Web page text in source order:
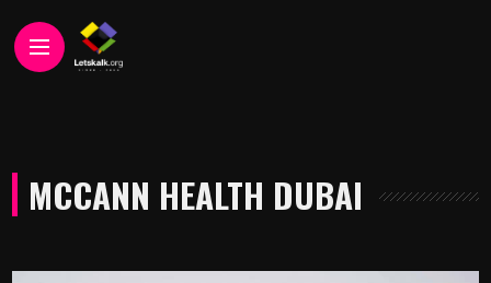
MCCANN HEALTH DUBAI